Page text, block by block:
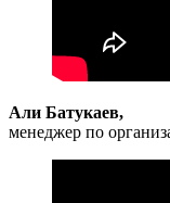
Али Батукаев,
менеджер по